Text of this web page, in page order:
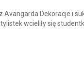
Avangarda Dekoracje i
wcieliły się